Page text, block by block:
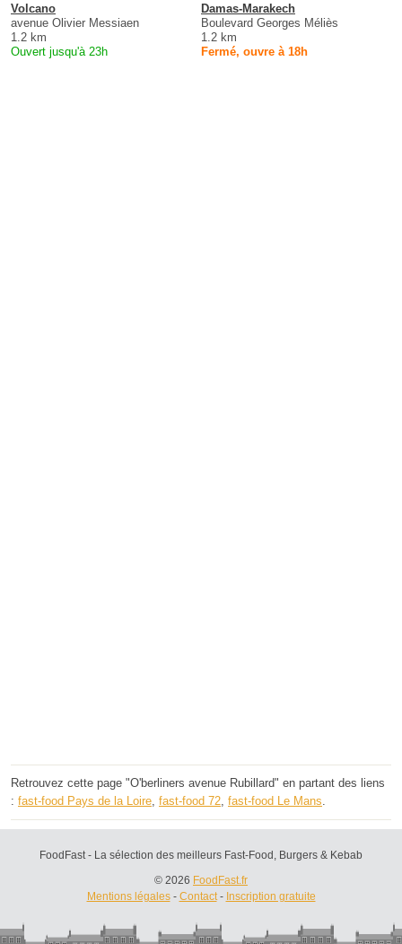
Volcano
avenue Olivier Messiaen
1.2 km
Ouvert jusqu'à 23h
Damas-Marakech
Boulevard Georges Méliès
1.2 km
Fermé, ouvre à 18h
Retrouvez cette page "O'berliners avenue Rubillard" en partant des liens
: fast-food Pays de la Loire fast-food 72 fast-food Le Mans
FoodFast - La sélection des meilleurs Fast-Food, Burgers & Kebab
© 2026 FoodFast.fr
Mentions légales- Contact- Inscription gratuite